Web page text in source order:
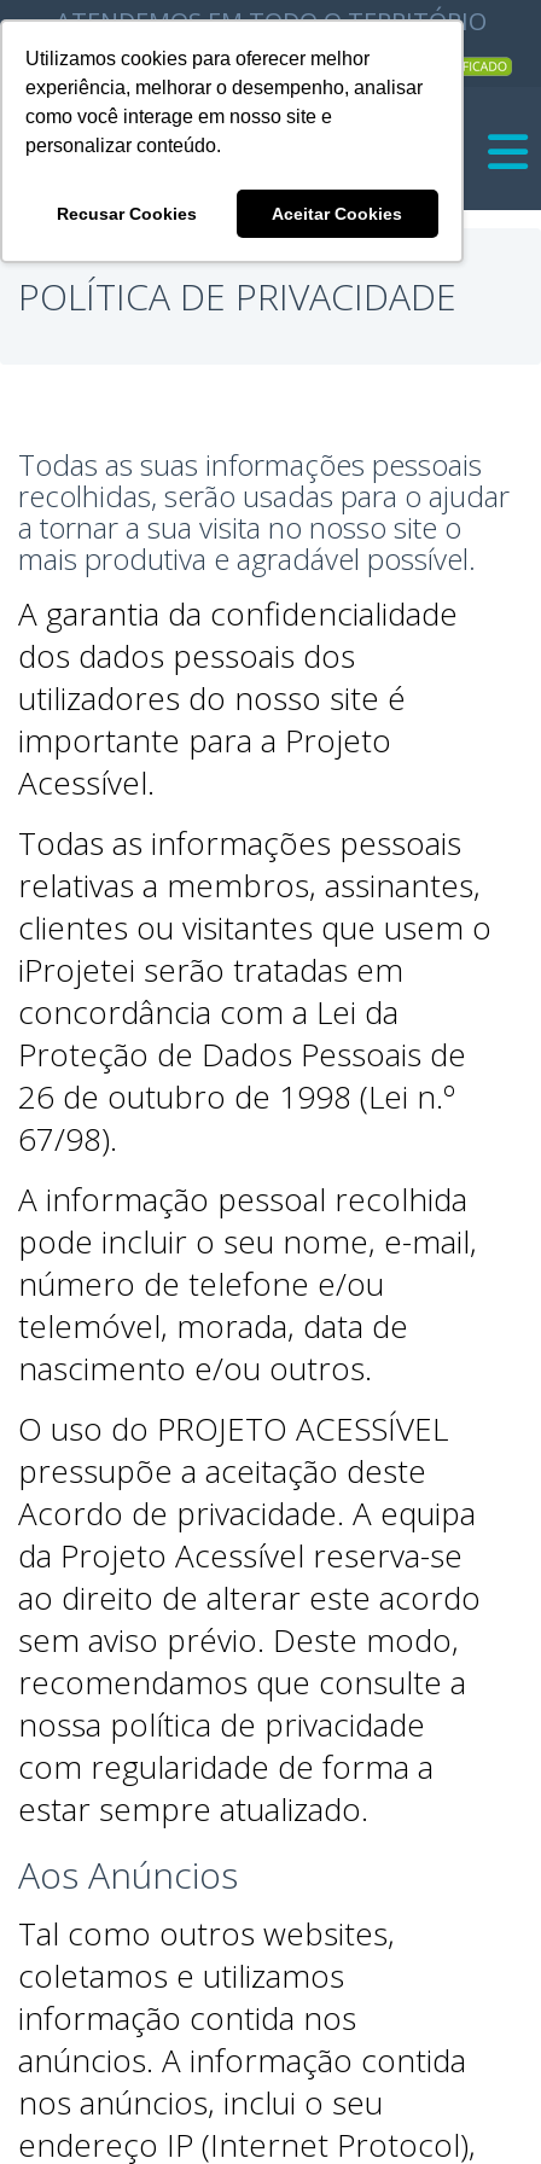
Utilizamos cookies para oferecer melhor
experiência, melhorar o desempenho, analisar
como você interage em nosso site e
personalizar conteúdo.
Recusar Cookies Aceitar Cookies
ATENDEMOS EM TODO O TERRITÓRIO
NACIONAL |
|
POLÍTICA DE PRIVACIDADE
Todas as suas informações pessoais
recolhidas, serão usadas para o ajudar
a tornar a sua visita no nosso site o
mais produtiva e agradável possível.
A garantia da confidencialidade
dos dados pessoais dos
utilizadores do nosso site é
importante para a Projeto
Acessível.
Todas as informações pessoais
relativas a membros, assinantes,
clientes ou visitantes que usem o
iProjetei serão tratadas em
concordância com a Lei da
Proteção de Dados Pessoais de
26 de outubro de 1998 (Lei n.º
67/98).
A informação pessoal recolhida
pode incluir o seu nome, e-mail,
número de telefone e/ou
telemóvel, morada, data de
nascimento e/ou outros.
O uso do PROJETO ACESSÍVEL
pressupõe a aceitação deste
Acordo de privacidade. A equipa
da Projeto Acessível reserva-se
ao direito de alterar este acordo
sem aviso prévio. Deste modo,
recomendamos que consulte a
nossa política de privacidade
com regularidade de forma a
estar sempre atualizado.
Aos Anúncios
Tal como outros websites,
coletamos e utilizamos
informação contida nos
anúncios. A informação contida
nos anúncios, inclui o seu
endereço IP (Internet Protocol),